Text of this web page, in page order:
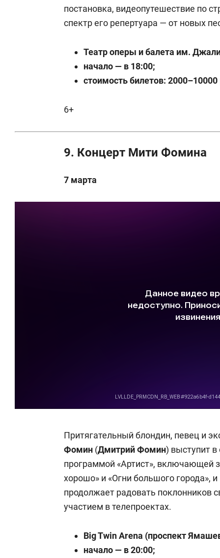
постановка, видеопутешествие по
спектр его репертуара — от новых
Театр оперы и балета им.
начало — в 18:00;
стоимость билетов: 2000–10000
6+
9. Концерт Мити Фомина
7 марта
Притягательный блондин, певец и
Фомин (Дмитрий Фомин) выступит в
программой «Артист», включающей
хорошо» и «Огни большого города»,
продолжает радовать поклонников
участием в телепроектах.
Big Twin Arena (проспект
начало — в 20:00;